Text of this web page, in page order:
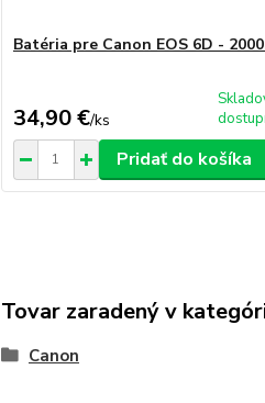
Batéria pre Canon EOS 6D -
34,90 €/ks
Pridať do košíka
Tovar zaradený v
Canon